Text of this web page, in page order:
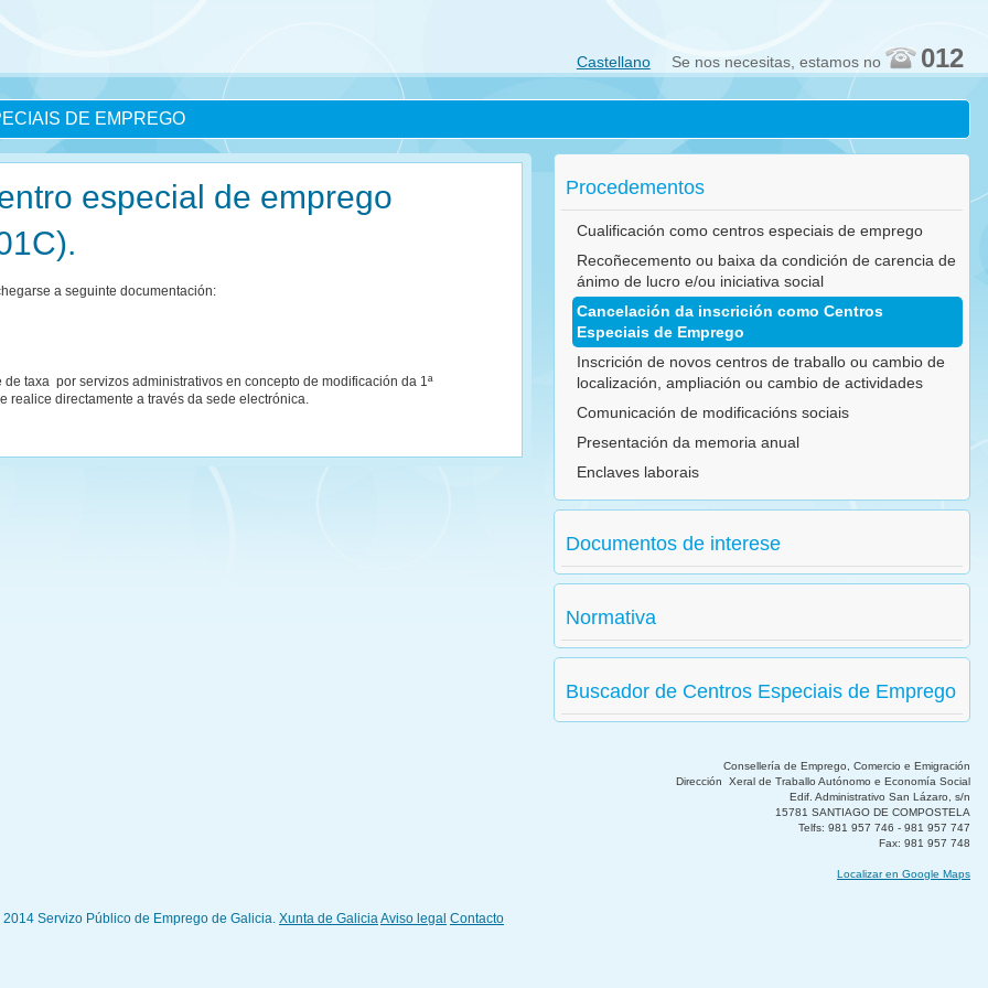
Castellano Se nos necesitas, estamos no 012
DE EMPREGO
especial de emprego
a seguinte documentación:
taxa por servizos administrativos en concepto de modificación da 1ª
realice directamente a través da sede electrónica.
Procedementos
Cualificación como centros especiais de emprego
Recoñecemento ou baixa da condición de carencia de
ánimo de lucro e/ou iniciativa social
Cancelación da inscrición como Centros
Especiais de Emprego
Inscrición de novos centros de traballo ou cambio de
localización, ampliación ou cambio de actividades
Comunicación de modificacións sociais
Presentación da memoria anual
Enclaves laborais
Documentos de interese
Normativa
Buscador de Centros Especiais de Emprego
Consellería de Emprego, Comercio e Emigración
Dirección Xeral de Traballo Autónomo e Economía Social
Edif. Administrativo San Lázaro, s/n
15781 SANTIAGO DE COMPOSTELA
Telfs: 981 957 746 - 981 957 747
Fax: 981 957 748
Localizar en Google Maps
Servizo Público de Emprego de Galicia. Xunta de GaliciaAviso legal Contacto